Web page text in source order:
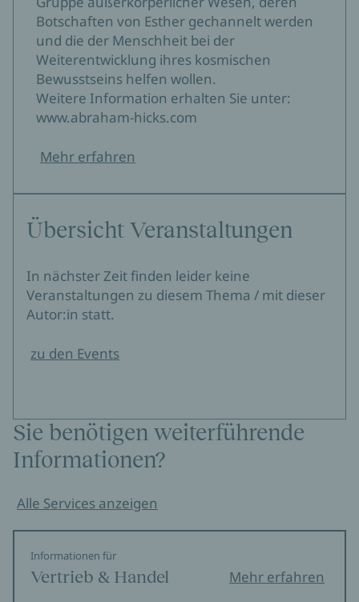
Botschaften von Esther gechannelt werden
und die der Menschheit bei der
Weiterentwicklung ihres kosmischen
Bewusstseins helfen wollen.
Weitere Information erhalten Sie unter:
www.abraham-hicks.com
Mehr erfahren
Übersicht Veranstaltungen
In nächster Zeit finden leider keine
Veranstaltungen zu diesem Thema / mit dieser
Autor:in statt.
zu den Events
Sie benötigen weiterführende
Informationen?
Alle Services anzeigen
Informationen für
Vertrieb & Handel Mehr erfahren